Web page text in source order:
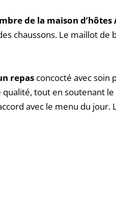
de la maison
chaussons. Le maillot de
repas concocté avec soin
qualité, tout en soutenant
avec le menu du